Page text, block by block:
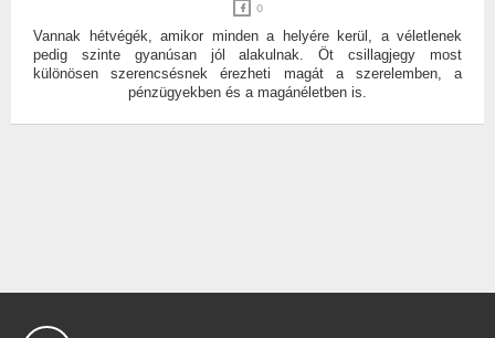
0
Vannak hétvégék, amikor minden a helyére kerül, a véletlenek
pedig szinte gyanúsan jól alakulnak. Öt csillagjegy most
különösen szerencsésnek érezheti magát a szerelemben, a
pénzügyekben és a magánéletben is.